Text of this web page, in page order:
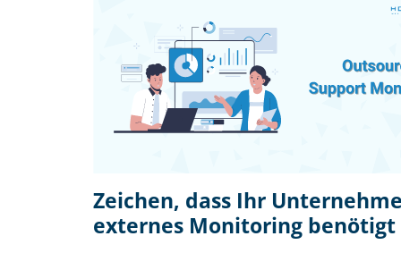
Zeichen, dass Ihr
externes Monitoring benötigt